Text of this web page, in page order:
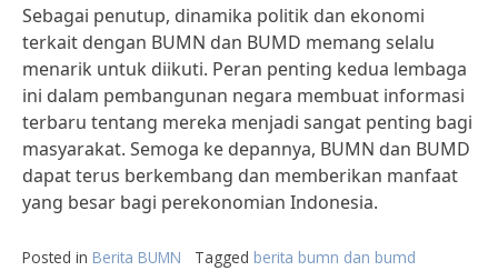
Sebagai penutup, dinamika politik dan ekonomi
terkait dengan BUMN dan BUMD memang selalu
menarik untuk diikuti. Peran penting kedua lembaga
ini dalam pembangunan negara membuat informasi
terbaru tentang mereka menjadi sangat penting bagi
masyarakat. Semoga ke depannya, BUMN dan BUMD
dapat terus berkembang dan memberikan manfaat
yang besar bagi perekonomian Indonesia.
Posted in Berita BUMN Tagged berita bumn dan bumd